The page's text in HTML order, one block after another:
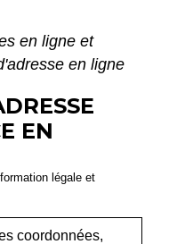
en ligne et
en ligne
EN
légale et
coordonnées,